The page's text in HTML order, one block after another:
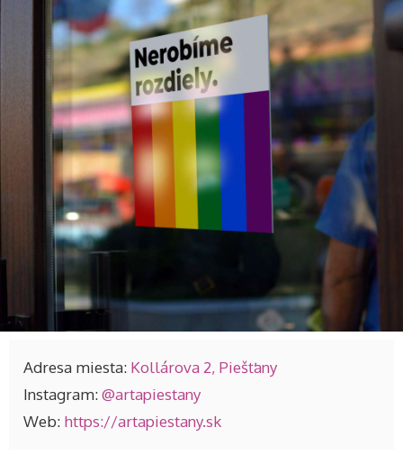
Adresa miesta: Kollárova 2, Piešťany
Instagram:@artapiestany
Web: https://artapiestany.sk